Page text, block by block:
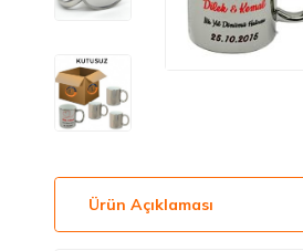
Ürün Açıklaması